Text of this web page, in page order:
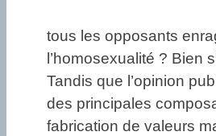
tous les opposants
l’homosexualité ? Bien
Tandis que l’opinion
des principales
fabrication de valeurs